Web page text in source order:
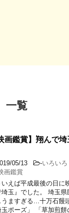
一覧
画鑑賞】翔んで
05/13 -いろいろ
画鑑賞
いえば平成最後の日に
埼玉』でした。 埼玉
ますぎる…十万石饅
ポーズ」 「草加煎餅